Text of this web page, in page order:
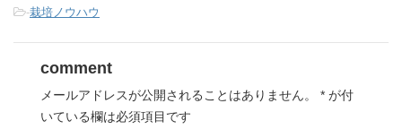
-栽培ノウハウ
comment
メールアドレスが公開されることはありません。 * が付
いている欄は必須項目です